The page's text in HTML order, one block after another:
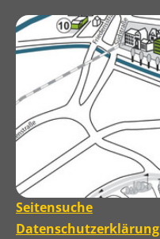
Seitensuche
Datenschutzerklärung